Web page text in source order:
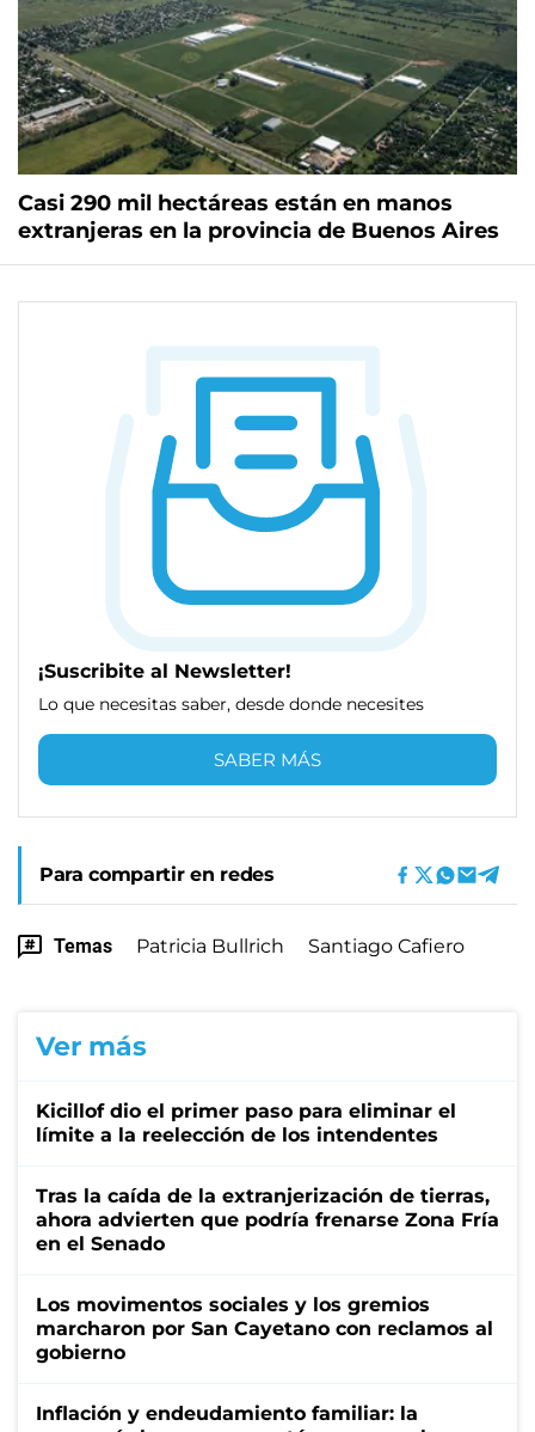
Casi 290 mil hectáreas están en manos
extranjeras en la provincia de Buenos Aires
¡Suscribite al Newsletter!
Lo que necesitas saber, desde donde necesites
SABER MÁS
Para compartir en redes
Temas Patricia Bullrich Santiago Cafiero
Ver más
Kicillof dio el primer paso para eliminar el
límite a la reelección de los intendentes
Tras la caída de la extranjerización de tierras,
ahora advierten que podría frenarse Zona Fría
en el Senado
Los movimentos sociales y los gremios
marcharon por San Cayetano con reclamos al
gobierno
Inflación y endeudamiento familiar: la